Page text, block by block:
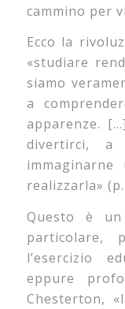
cammino per
Ecco la
«studiare
siamo
a
apparenze.
divertirci,
realizzarla» (p.
Questo è
particolare,
l’esercizio
eppure
Chesterton,